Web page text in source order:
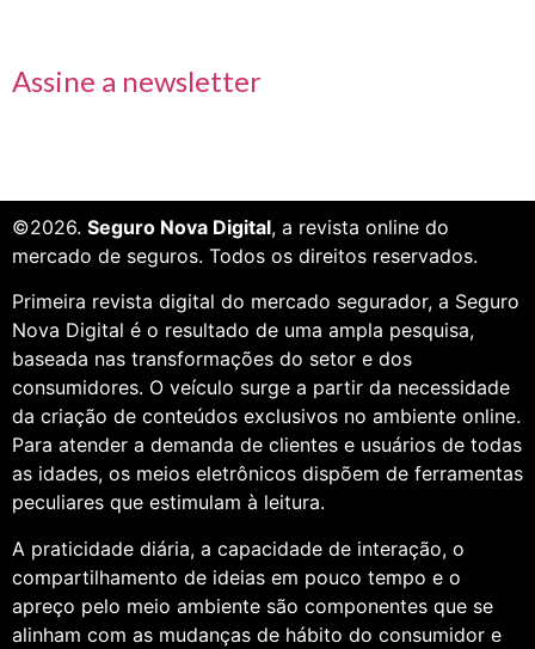
Assine a newsletter
©2026. Seguro Nova Digital, a revista online do
mercado de seguros. Todos os direitos reservados.
Primeira revista digital do mercado segurador, a Seguro
Nova Digital é o resultado de uma ampla pesquisa,
baseada nas transformações do setor e dos
consumidores. O veículo surge a partir da necessidade
da criação de conteúdos exclusivos no ambiente online.
Para atender a demanda de clientes e usuários de todas
as idades, os meios eletrônicos dispõem de ferramentas
peculiares que estimulam à leitura.
A praticidade diária, a capacidade de interação, o
compartilhamento de ideias em pouco tempo e o
apreço pelo meio ambiente são componentes que se
alinham com as mudanças de hábito do consumidor e